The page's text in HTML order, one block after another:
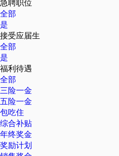
急聘职位
全部
是
接受应届生
全部
是
福利待遇
全部
三险一金
五险一金
包吃住
综合补贴
年终奖金
奖励计划